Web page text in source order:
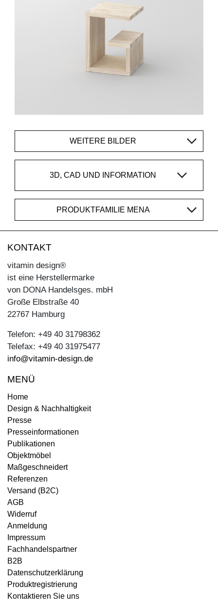
WEITERE BILDER
3D, CAD UND INFORMATION
PRODUKTFAMILIE MENA
KONTAKT
vitamin design®
ist eine Herstellermarke
von DONA Handelsges. mbH
Große Elbstraße 40
22767 Hamburg
Telefon: +49 40 31798362
Telefax: +49 40 31975477
info@vitamin-design.de
MENÜ
Home
Design & Nachhaltigkeit
Presse
Presseinformationen
Publikationen
Objektmöbel
Maßgeschneidert
Referenzen
Versand (B2C)
AGB
Widerruf
Anmeldung
Impressum
Fachhandelspartner
B2B
Datenschutzerklärung
Produktregistrierung
Kontaktieren Sie uns